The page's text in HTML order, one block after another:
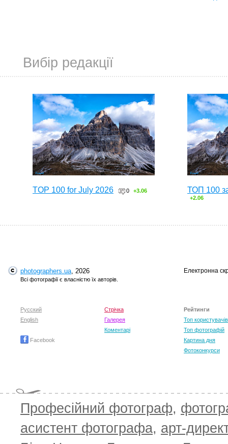
Вибір редакції
TOP 100 for July 2026 0 +3.06 ТОП 100
+2.06
photographers.ua, 2026
Всі фотографії є власністю їх авторів.
Електронна
Русский
English
Facebook
Стрічка
Галерея
Коментарі
Рейтинги
Топ користувачів
Топ фотографій
Картина дня
Фотоконкурси
Професійний фотограф,
асистент фотографа, арт-